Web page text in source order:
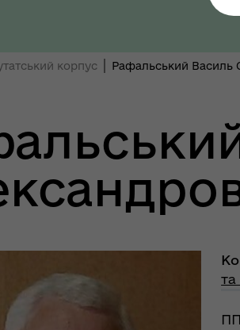
з прав людини у
області
незламності та
Центр
корпус Рафальський Василь